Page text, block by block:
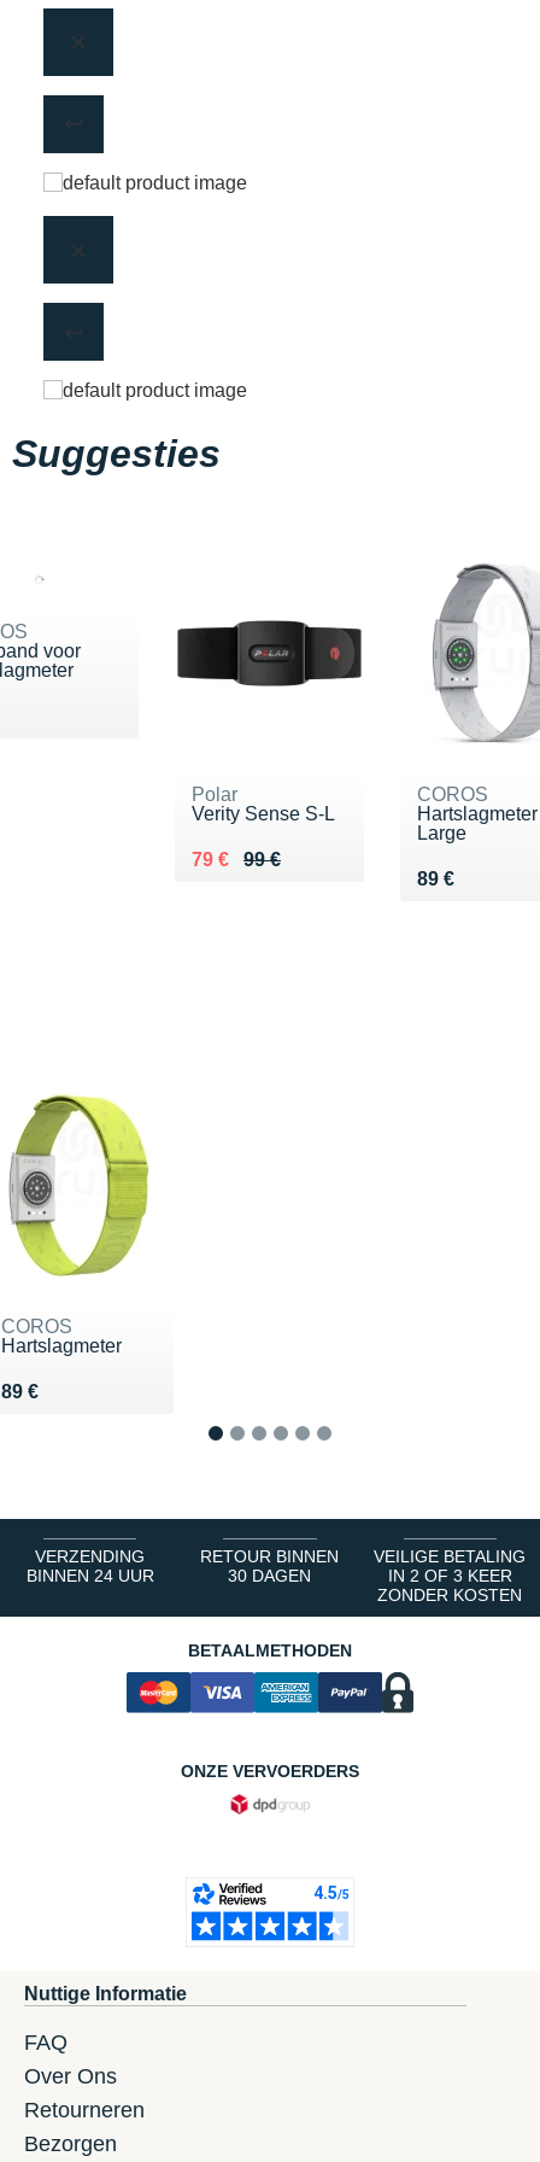
Suggesties
voor
Polar
Verity Sense S-L
99 €
Au lieu de 99 €
79 €
Vendu 79 €
COROS
Hartslagmeter
Large
89 €
Vendu 89 €
COROS
Hartslagmeter
89 €
Vendu 89 €
VERZENDING
BINNEN 24 UUR
RETOUR BINNEN
30 DAGEN
VEILIGE BETALING
IN 2 OF 3 KEER
ZONDER KOSTEN
BETAALMETHODEN
ONZE VERVOERDERS
Nuttige Informatie
FAQ
Over Ons
Retourneren
Bezorgen